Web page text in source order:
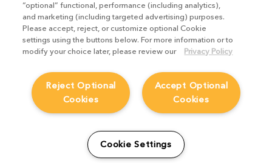
ENVIRONMENT POLICY
ESG MISSION STATEMENT
LICENSE COMPLIANCE
MODERN SLAVERY ACT STATEMENT
PRIVACY NOTICE
WEBSITE TERMS AND CONDITIONS
“optional” functional, performance (including analytics),
and marketing (including targeted advertising) purposes.
Please accept, reject, or customize optional Cookie
settings using the buttons below. For more information or to
modify your choice later, please review our
Privacy Policy
Accept Optional
Cookies
Reject Optional
Cookies
Cookie Settings